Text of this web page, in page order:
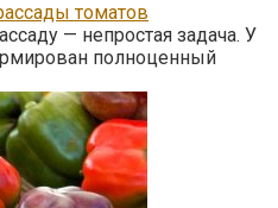
томатов
— непростая задача. У
полноценный